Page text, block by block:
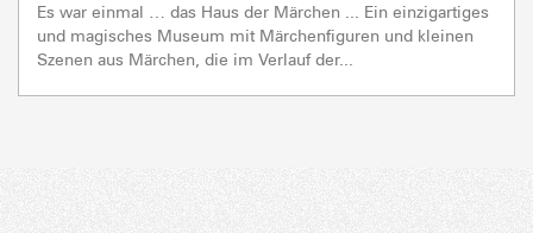
Es war einmal … das Haus der Märchen ... Ein einzigartiges
und magisches Museum mit Märchenfiguren und kleinen
Szenen aus Märchen, die im Verlauf der...